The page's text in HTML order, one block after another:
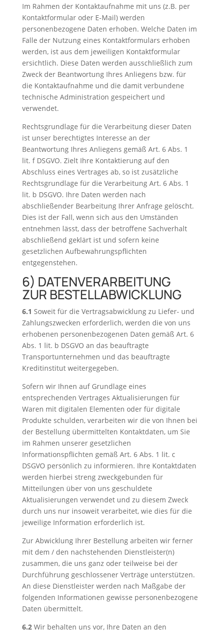
Im Rahmen der Kontaktaufnahme mit uns (z.B. per
Kontaktformular oder E-Mail) werden
personenbezogene Daten erhoben. Welche Daten im
Falle der Nutzung eines Kontaktformulars erhoben
werden, ist aus dem jeweiligen Kontaktformular
ersichtlich. Diese Daten werden ausschließlich zum
Zweck der Beantwortung Ihres Anliegens bzw. für
die Kontaktaufnahme und die damit verbundene
technische Administration gespeichert und
verwendet.
Rechtsgrundlage für die Verarbeitung dieser Daten
ist unser berechtigtes Interesse an der
Beantwortung Ihres Anliegens gemäß Art. 6 Abs. 1
lit. f DSGVO. Zielt Ihre Kontaktierung auf den
Abschluss eines Vertrages ab, so ist zusätzliche
Rechtsgrundlage für die Verarbeitung Art. 6 Abs. 1
lit. b DSGVO. Ihre Daten werden nach
abschließender Bearbeitung Ihrer Anfrage gelöscht.
Dies ist der Fall, wenn sich aus den Umständen
entnehmen lässt, dass der betroffene Sachverhalt
abschließend geklärt ist und sofern keine
gesetzlichen Aufbewahrungspflichten
entgegenstehen.
6) DATENVERARBEITUNG
ZUR BESTELLABWICKLUNG
6.1 Soweit für die Vertragsabwicklung zu Liefer- und
Zahlungszwecken erforderlich, werden die von uns
erhobenen personenbezogenen Daten gemäß Art. 6
Abs. 1 lit. b DSGVO an das beauftragte
Transportunternehmen und das beauftragte
Kreditinstitut weitergegeben.
Sofern wir Ihnen auf Grundlage eines
entsprechenden Vertrages Aktualisierungen für
Waren mit digitalen Elementen oder für digitale
Produkte schulden, verarbeiten wir die von Ihnen bei
der Bestellung übermittelten Kontaktdaten, um Sie
im Rahmen unserer gesetzlichen
Informationspflichten gemäß Art. 6 Abs. 1 lit. c
DSGVO persönlich zu informieren. Ihre Kontaktdaten
werden hierbei streng zweckgebunden für
Mitteilungen über von uns geschuldete
Aktualisierungen verwendet und zu diesem Zweck
durch uns nur insoweit verarbeitet, wie dies für die
jeweilige Information erforderlich ist.
Zur Abwicklung Ihrer Bestellung arbeiten wir ferner
mit dem / den nachstehenden Dienstleister(n)
zusammen, die uns ganz oder teilweise bei der
Durchführung geschlossener Verträge unterstützen.
An diese Dienstleister werden nach Maßgabe der
folgenden Informationen gewisse personenbezogene
Daten übermittelt.
6.2Wir behalten uns vor, Ihre Daten an den